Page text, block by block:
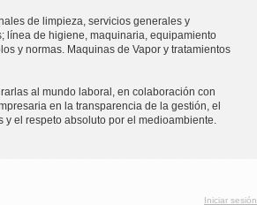
de limpieza, servicios generales y
línea de higiene, maquinaria, equipamiento
y normas. Maquinas de Vapor y tratamientos
al mundo laboral, en colaboración con
en la transparencia de la gestión, el
el respeto absoluto por el medioambiente.
Iniciar sesión